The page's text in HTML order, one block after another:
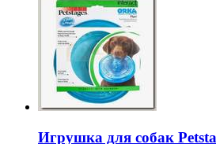
Игрушка для собак